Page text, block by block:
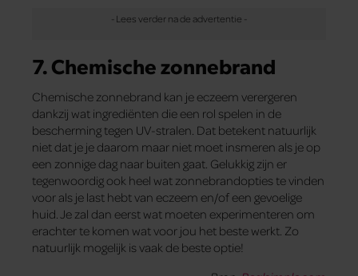
7. Chemische zonnebrand
Chemische zonnebrand kan je eczeem verergeren
dankzij wat ingrediënten die een rol spelen in de
bescherming tegen UV-stralen. Dat betekent natuurlijk
niet dat je je daarom maar niet moet insmeren als je op
een zonnige dag naar buiten gaat. Gelukkig zijn er
tegenwoordig ook heel wat zonnebrandopties te vinden
voor als je last hebt van eczeem en/of een gevoelige
huid. Je zal dan eerst wat moeten experimenteren om
erachter te komen wat voor jou het beste werkt. Zo
natuurlijk mogelijk is vaak de beste optie!